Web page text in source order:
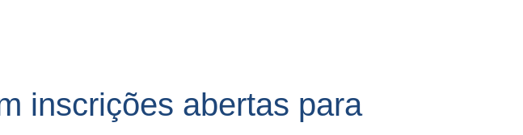
inscrições abertas para